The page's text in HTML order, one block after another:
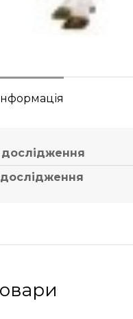
дослідження